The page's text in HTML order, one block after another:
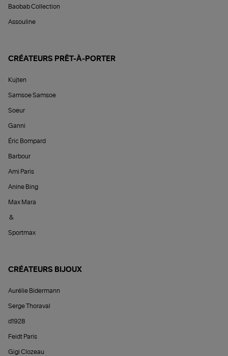
Baobab Collection
Assouline
CRÉATEURS PRÊT-À-PORTER
Kujten
Samsoe Samsoe
Soeur
Ganni
Éric Bompard
Barbour
Ami Paris
Anine Bing
Max Mara
&
Sportmax
CRÉATEURS BIJOUX
Aurélie Bidermann
Serge Thoraval
d1928
Feidt Paris
Gigi Clozeau